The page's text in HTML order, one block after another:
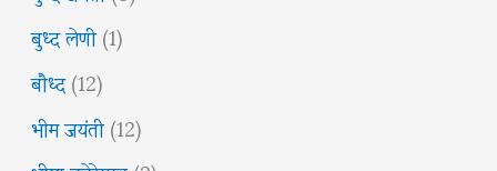
बुध्द लेणी(1)
बौध्द(12)
भीम जयंती(12)